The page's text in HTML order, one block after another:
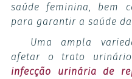
saúde feminina, bem
para garantir a saúde
Uma ampla
afetar o trato
infecção urinária de